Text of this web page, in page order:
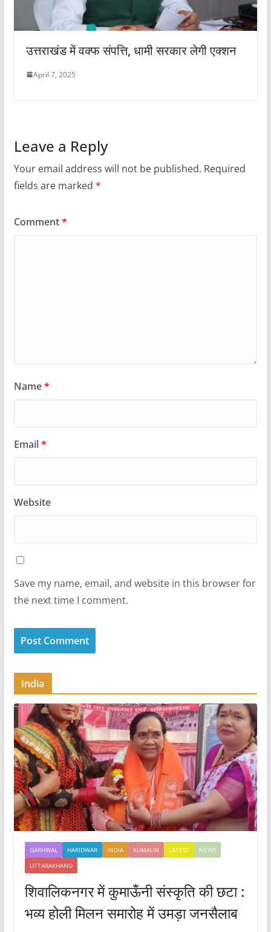
उत्तराखंड में वक्फ संपत्ति, धामी सरकार लेगी एक्शन
April 7, 2025
Leave a Reply
Your email address will not be published. Required
fields are marked *
Comment*
Name*
Email*
Website
Save my name, email, and website in this browser for
the next time I comment.
India
GARHWAL HARIDWAR INDIA KUMAUN LATEST
NEWS
UTTARAKHAND
शिवालिकनगर में कुमाऊँनी संस्कृति की छटा :
भव्य होली मिलन समारोह में उमड़ा जनसैलाब